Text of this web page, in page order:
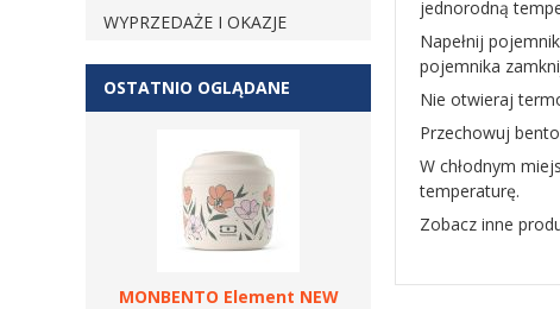
WYPRZEDAŻE I OKAZJE
jednorodną
Napełnij
pojemnika
Nie otwieraj
Przechowuj
W chłodnym
temperaturę.
Zobacz inne
OSTATNIO OGLĄDANE
MONBENTO Element NEW